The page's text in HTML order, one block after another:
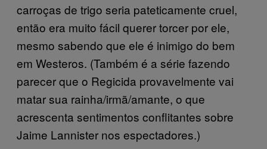
carroças de trigo seria pateticamente cruel,
então era muito fácil querer torcer por ele,
mesmo sabendo que ele é inimigo do bem
em Westeros. (Também é a série fazendo
parecer que o Regicida provavelmente vai
matar sua rainha/irmã/amante, o que
acrescenta sentimentos conflitantes sobre
Jaime Lannister nos espectadores.)